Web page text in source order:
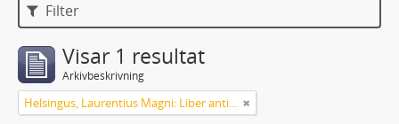
Filter
Visar 1 resultat
Arkivbeskrivning
Helsingus, Laurentius Magni: Liber antiphonarius